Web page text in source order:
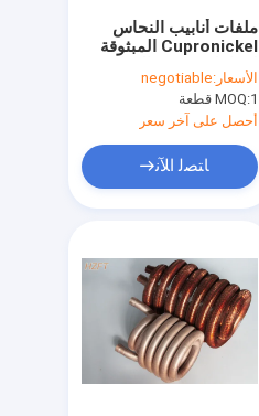
ملفات أنابيب النحاس
Cupronickel المبثوقة
لمراجل تسخين المياه ،
ملف الزعانف
الأسعار:negotiable
MOQ:1 قطعة
أحصل على آخر سعر
ﺎﺘﺼﻟ ﺍﻶﻧ